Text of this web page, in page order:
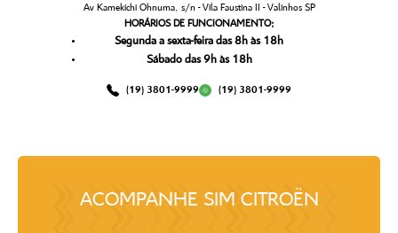
Av Kamekichi Ohnuma, s/n - Vila Faustina II - Valinhos SP
HORÁRIOS DE FUNCIONAMENTO:
Segunda a sexta-feira das 8h às 18h
Sábado das 9h às 18h
(19) 3801-9999 (19) 3801-9999
ACOMPANHE SIM CITROËN